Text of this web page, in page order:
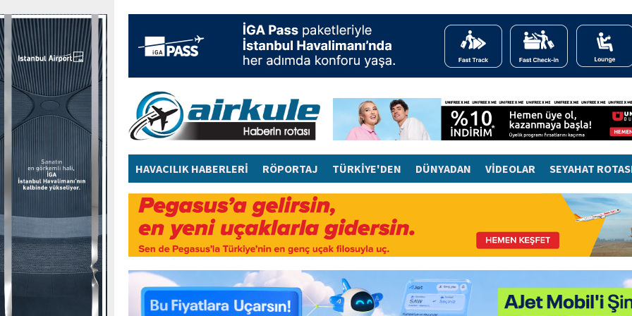
HAVACILIK HABERLERİ RÖPORTAJ TÜRKİYE'DEN DÜNYADAN VİDEOLAR SEYAHAT